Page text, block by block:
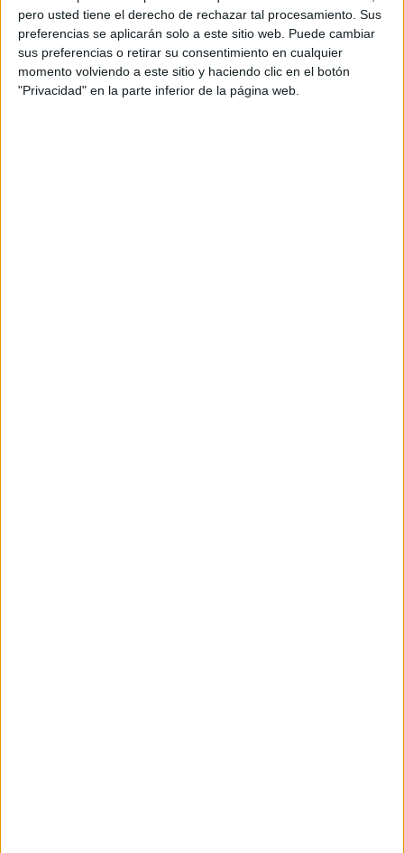
pero usted tiene el derecho de rechazar tal procesamiento. Sus
preferencias se aplicarán solo a este sitio web. Puede cambiar
sus preferencias o retirar su consentimiento en cualquier
momento volviendo a este sitio y haciendo clic en el botón
"Privacidad" en la parte inferior de la página web.